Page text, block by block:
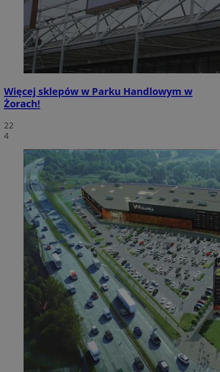
Więcej sklepów w Parku Handlowym w
Żorach!
22
4